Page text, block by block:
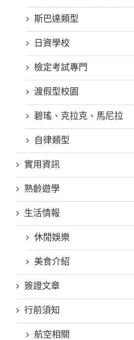
斯巴達類型
日資學校
檢定考試專門
渡假型校園
碧瑤、克拉克、馬尼拉
自律類型
實用資訊
熟齡遊學
生活情報
休閒娛樂
美食介紹
簽證文章
行前須知
航空相關